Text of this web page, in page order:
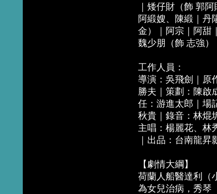
｜矮仔財（飾 郭
阿緞嫂、陳緞｜丹
金）｜阿宗｜阿甜
魏少朋（飾 志強）
工作人員：
導演：吳飛劍｜原
勝夫｜策劃：陳啟
任：游進太郎｜場
秋貴｜錄音：林焜
主唱：楊麗花、林
｜出品：台南龍昇
【劇情大綱】
荷蘭人船醫達利（
為女兒治病，秀琴